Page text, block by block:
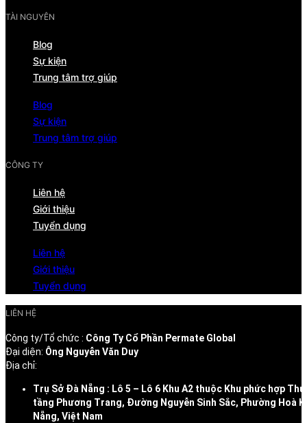
TÀI NGUYÊN
Blog
Sự kiện
Trung tâm trợ giúp
Blog
Sự kiện
Trung tâm trợ giúp
CÔNG TY
Liên hệ
Giới thiệu
Tuyển dụng
Liên hệ
Giới thiệu
Tuyển dụng
LIÊN HỆ
Công ty/Tổ chức : Công Ty Cổ Phần Permate Global
Đại diện: Ông Nguyễn Văn Duy
Địa chỉ:
Trụ Sở Đà Nẵng : Lô 5 – Lô 6 Khu A2 thuộc Khu phức hợp
tầng Phương Trang, Đường Nguyễn Sinh Sắc, Phường Hoà
Nẵng, Việt Nam